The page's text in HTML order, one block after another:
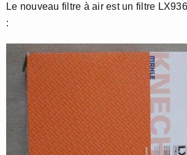
Le nouveau filtre à air est un filtre
: